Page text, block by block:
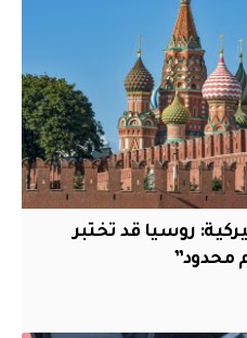
روسيا قد تختبر
محدود”